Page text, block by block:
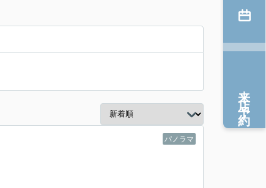
パノラマ
来店予約